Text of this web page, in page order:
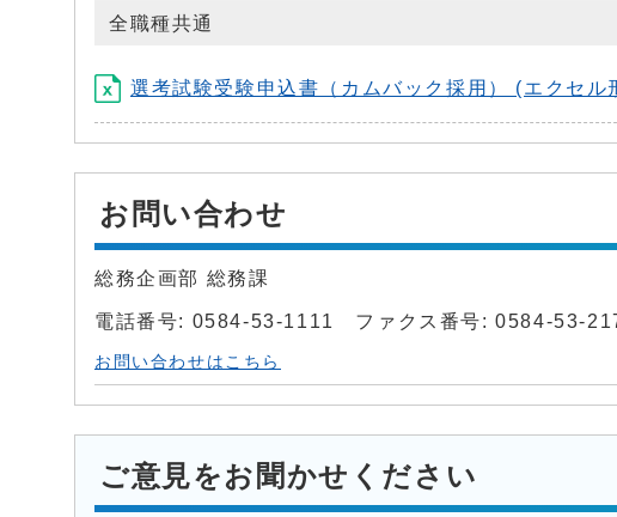
全職種共通
選考試験受験申込書（カムバック採用） (エクセ
お問い合わせ
総務企画部 総務課
電話番号: 0584-53-1111 ファクス番号: 0584-53-
お問い合わせはこちら
ご意見をお聞かせください